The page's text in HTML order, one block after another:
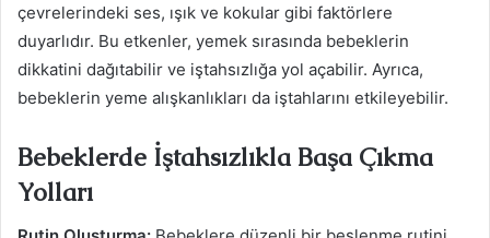
çevrelerindeki ses, ışık ve kokular gibi faktörlere
duyarlıdır. Bu etkenler, yemek sırasında bebeklerin
dikkatini dağıtabilir ve iştahsızlığa yol açabilir. Ayrıca,
bebeklerin yeme alışkanlıkları da iştahlarını etkileyebilir.
Bebeklerde İştahsızlıkla Başa Çıkma
Yolları